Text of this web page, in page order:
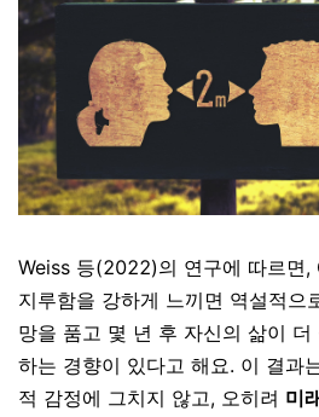
Weiss 등(2022)의 연구에 따르면
지루함을 강하게 느끼면 역설적으
망을 품고 몇 년 후 자신의 삶이 더
하는 경향이 있다고 해요. 이 결과
적 감정에 그치지 않고, 오히려 미